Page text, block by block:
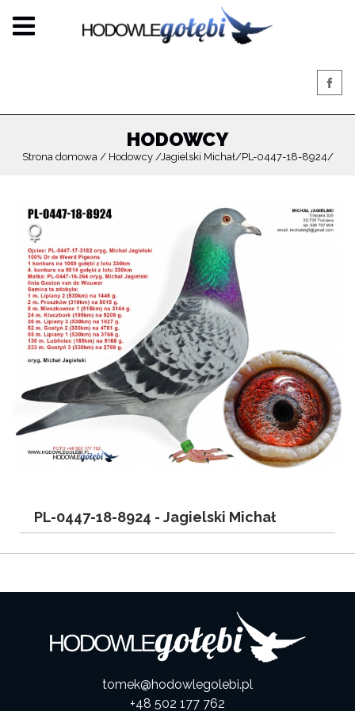
HODOWCY
Strona domowa Hodowcy Jagielski Michał PL-0447-18-8924
PL-0447-18-8924 - Jagielski Michał
tomek@hodowlegolebi.pl
+48 502 177 762